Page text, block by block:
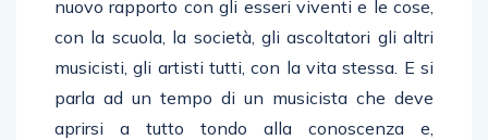
nuovo rapporto con gli esseri viventi e le cose,
con la scuola, la società, gli ascoltatori gli altri
musicisti, gli artisti tutti, con la vita stessa. E si
parla ad un tempo di un musicista che deve
aprirsi a tutto tondo alla conoscenza e,